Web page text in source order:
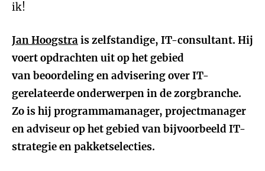
ik!
Jan Hoogstrais zelfstandige, IT-consultant. Hij
voert opdrachten uit op het gebied
van beoordeling en advisering over IT-
gerelateerde onderwerpen in de zorgbranche.
Zo is hij programmamanager, projectmanager
en adviseur op het gebied van bijvoorbeeld IT-
strategie en pakketselecties.